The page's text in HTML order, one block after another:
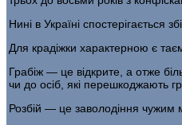
Нині в Україні
Для крадіжки характерною є
Грабіж — це відкрите, а отже
чи до осіб, які перешкоджають
Розбій — це заволодіння чужим